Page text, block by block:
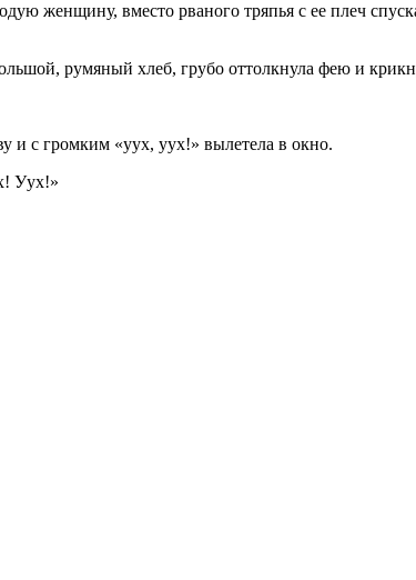
женщину, вместо рваного тряпья с ее плеч
румяный хлеб, грубо оттолкнула фею и
и с громким «уух, уух!» вылетела в окно.
Уух!»